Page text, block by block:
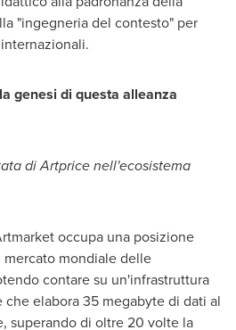
"ingegneria del contesto" per
genesi di questa alleanza
di Artprice nell'ecosistema
occupa una posizione
mondiale delle
contare su un'infrastruttura
elabora 35 megabyte di dati al
superando di oltre 20 volte la